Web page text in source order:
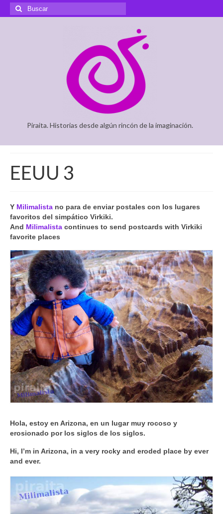
Buscar
por:
Piraita. Historias desde algún rincón de la imaginación.
EEUU 3
Y Milimalista no para de enviar postales con los lugares
favoritos del simpático Virkiki.
And Milimalista continues to send postcards with Virkiki
favorite places
Hola, estoy en Arizona, en un lugar muy rocoso y
erosionado por los siglos de los siglos.
Hi, I’m in Arizona, in a very rocky and eroded place by ever
and ever.